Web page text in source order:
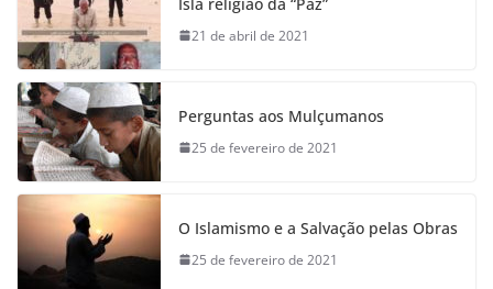
21 de abril de 2021
Perguntas aos Mulçumanos
25 de fevereiro de 2021
O Islamismo e a Salvação pelas Obras
25 de fevereiro de 2021